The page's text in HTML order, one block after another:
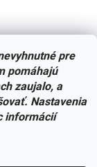
pre
pomáhajú
zaujalo, a
Nastavenia
informácií